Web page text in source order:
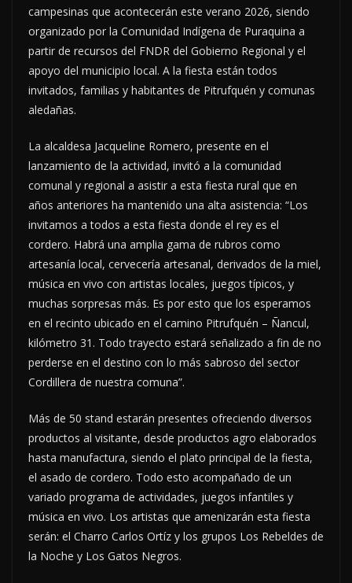
campesinas que acontecerán este verano 2026, siendo
organizado por la Comunidad Indígena de Puraquina a
partir de recursos del FNDR del Gobierno Regional y el
apoyo del municipio local. A la fiesta están todos
invitados, familias y habitantes de Pitrufquén y comunas
aledañas.
La alcaldesa Jacqueline Romero, presente en el
lanzamiento de la actividad, invitó a la comunidad
comunal y regional a asistir a esta fiesta rural que en
años anteriores ha mantenido una alta asistencia: “Los
invitamos a todos a esta fiesta donde el rey es el
cordero. Habrá una amplia gama de rubros como
artesanía local, cervecería artesanal, derivados de la miel,
música en vivo con artistas locales, juegos típicos, y
muchas sorpresas más. Es por esto que los esperamos
en el recinto ubicado en el camino Pitrufquén – Ñancul,
kilómetro 31. Todo trayecto estará señalizado a fin de no
perderse en el destino con lo más sabroso del sector
Cordillera de nuestra comuna”.
Más de 50 stand estarán presentes ofreciendo diversos
productos al visitante, desde productos agro elaborados
hasta manufactura, siendo el plato principal de la fiesta,
el asado de cordero. Todo esto acompañado de un
variado programa de actividades, juegos infantiles y
música en vivo. Los artistas que amenizarán esta fiesta
serán: el Charro Carlos Ortíz y los grupos Los Rebeldes de
la Noche y Los Gatos Negros.